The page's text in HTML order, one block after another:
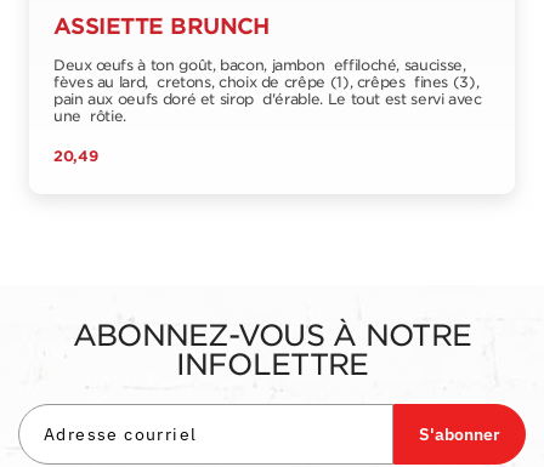
ASSIETTE BRUNCH
Deux œufs à ton goût, bacon, jambon effiloché, saucisse,
fèves au lard, cretons, choix de crêpe (1), crêpes fines (3),
pain aux oeufs doré et sirop d'érable. Le tout est servi avec
une rôtie.
20,49
ABONNEZ-VOUS À NOTRE
INFOLETTRE
S'abonner